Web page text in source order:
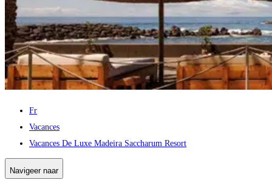
Fr
Vacances
Vacances De Luxe Madeira Saccharum Resort
Navigeer naar